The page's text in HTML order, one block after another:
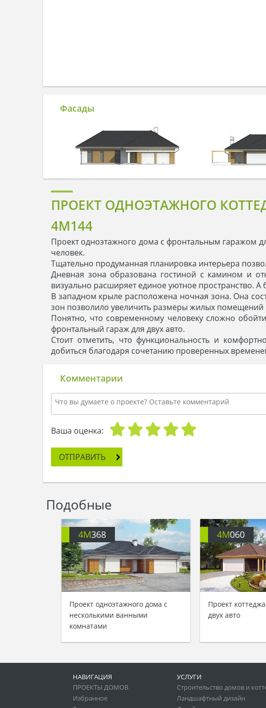
Фасады
ПРОЕКТ ОДНОЭТАЖНОГО
4M144
Проект одноэтажного дома с фронтальным гаражом
человек.
Тщательно продуманная планировка интерьера
Дневная зона образована гостиной с камином и
визуально расширяет единое уютное пространство.
В западном крыле расположена ночная зона. Она
зон позволило увеличить размеры жилых помещений
Понятно, что современному человеку сложно
фронтальный гараж для двух авто.
Стоит отметить, что функциональность и
добиться благодаря сочетанию проверенных
Комментарии
Ваша оценка:
ОТПРАВИТЬ
Подобные
4M368
Проект одноэтажного дома с
несколькими ванными
комнатами
4M060
Проект
двух авто
НАВИГАЦИЯ
ПРОЕКТЫ ДОМОВ
Избранное
УСЛУГИ
Строительство домов и
Ландшафтный дизайн